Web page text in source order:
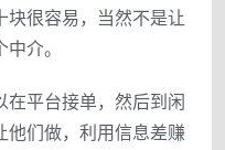
块很容易，当然不是让
介。
在平台接单，然后到闲
他们做，利用信息差赚